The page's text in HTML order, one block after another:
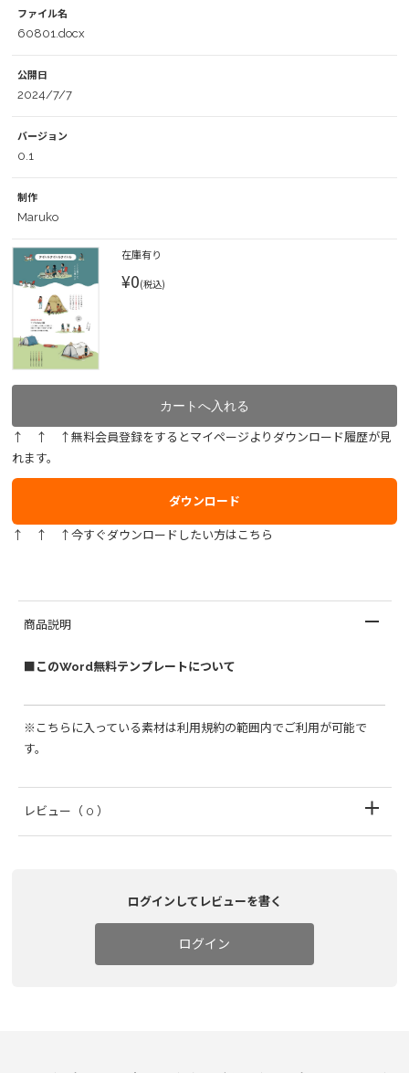
ファイル名
60801.docx
公開日
2024/7/7
バージョン
0.1
制作
Maruko
在庫有り
¥0(税込)
↑ ↑ ↑無料会員登録をするとマイページよりダウンロード履歴が見
れます。
ダウンロード
↑ ↑ ↑今すぐダウンロードしたい方はこちら
商品説明
■このWord無料テンプレートについて
※こちらに入っている素材は利用規約の範囲内でご利用が可能で
す。
レビュー （ 0 ）
ログインしてレビューを書く
ログイン